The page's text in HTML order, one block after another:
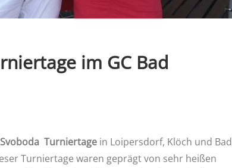
im GC Bad
Turniertage in Loipersdorf, Klöch und Bad
Turniertage waren geprägt von sehr heißen